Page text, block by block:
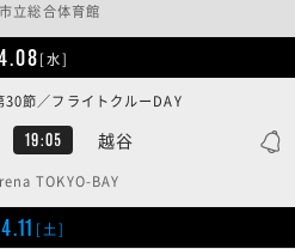
立総合体育館
[水]
19:05 越谷
節／フライトクルーDAY
TOKYO-BAY
[土]